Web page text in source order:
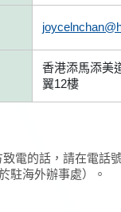
香港添馬添美
翼12樓
電的話，請在電話
駐海外辦事處）。